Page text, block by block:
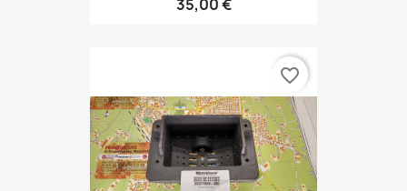
35,00 €
favorite_border